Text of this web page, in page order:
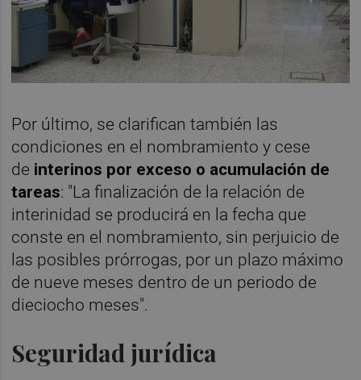
Por último, se clarifican también las
condiciones en el nombramiento y cese
de interinos por exceso o acumulación de
tareas: "La finalización de la relación de
interinidad se producirá en la fecha que
conste en el nombramiento, sin perjuicio de
las posibles prórrogas, por un plazo máximo
de nueve meses dentro de un periodo de
dieciocho meses".
Seguridad jurídica